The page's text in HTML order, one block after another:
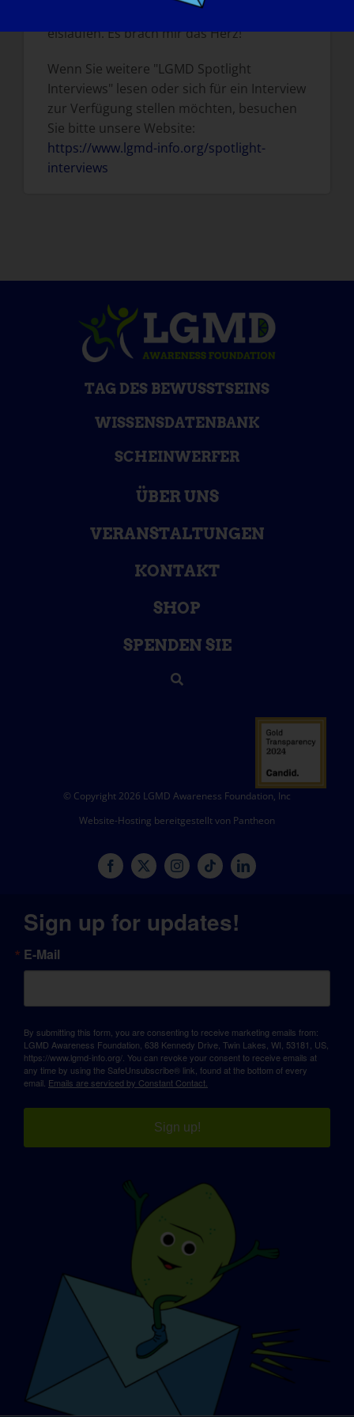
Kontrakturen) und ich konnte nicht mehr
eislaufen. Es brach mir das Herz!
Wenn Sie weitere "LGMD Spotlight
Interviews" lesen oder sich für ein Interview
zur Verfügung stellen möchten, besuchen
Sie bitte unsere Website:
https://www.lgmd-info.org/spotlight-
interviews
TAG DES BEWUSSTSEINS
WISSENSDATENBANK
SCHEINWERFER
ÜBER UNS
VERANSTALTUNGEN
KONTAKT
SHOP
SPENDEN SIE
© Copyright 2026 LGMD Awareness Foundation, Inc
Website-Hosting bereitgestellt von Pantheon
Sign up for updates!
E-Mail
By submitting this form, you are consenting to receive marketing emails from:
LGMD Awareness Foundation, 638 Kennedy Drive, Twin Lakes, WI, 53181, US,
https://www.lgmd-info.org/. You can revoke your consent to receive emails at
any time by using the SafeUnsubscribe® link, found at the bottom of every
email. Emails are serviced by Constant Contact.
Sign up!